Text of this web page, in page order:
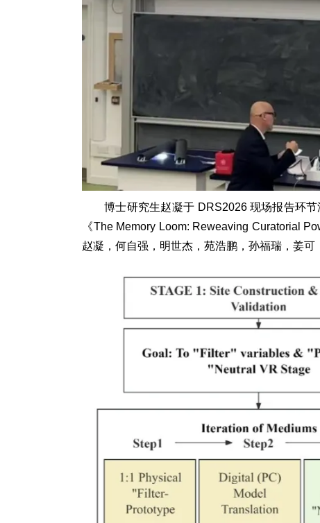
博士研究生赵凝于 DRS2026 现场报告环
《The Memory Loom: Reweaving Curatorial
赵凝，何自强，明世杰，苑浩鹏，孙福瑞，姜可